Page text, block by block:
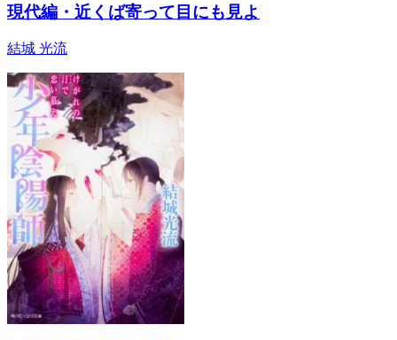
現代編・近くば寄って目にも見よ
結城 光流